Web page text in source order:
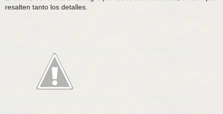
resalten tanto los detalles.